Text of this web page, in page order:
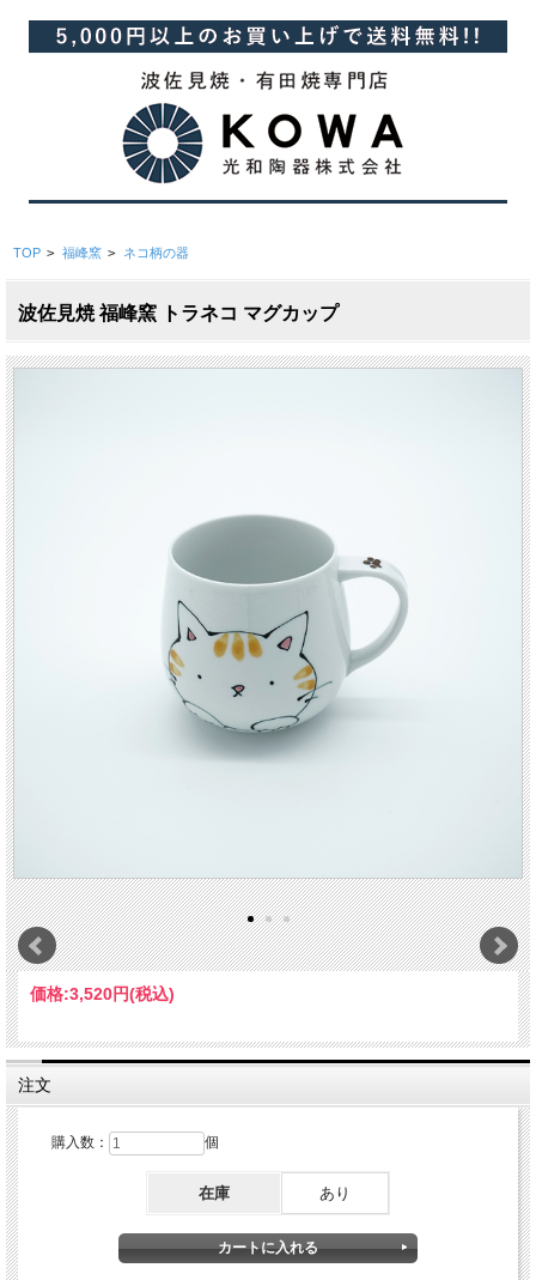
TOP > 福峰窯 > ネコ柄の器
波佐見焼 福峰窯 トラネコ マグカップ
価格:3,520円(税込)
注文
購入数： 個
在庫 あり